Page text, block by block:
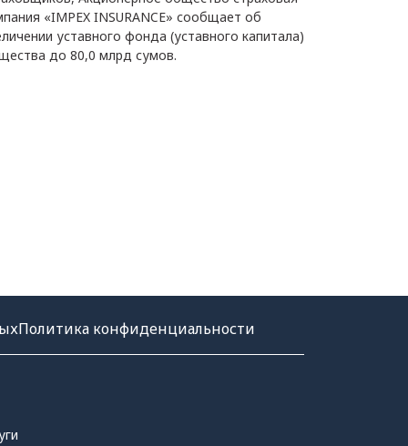
«IMPEX INSURANCE» сообщает об
уставного фонда (уставного капитала)
до 80,0 млрд сумов.
Политика конфиденциальности